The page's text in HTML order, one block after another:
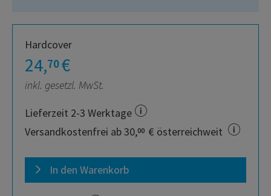
Hardcover
24,70€
inkl. gesetzl. MwSt.
Lieferzeit 2-3 Werktage
Versandkostenfrei ab 30,00 € österreichweit
In den Warenkorb